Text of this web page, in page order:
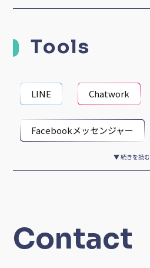
Tools
LINE Chatwork
Facebookメッセンジャー
Windows Mac
▼ 続きを読む
Contact